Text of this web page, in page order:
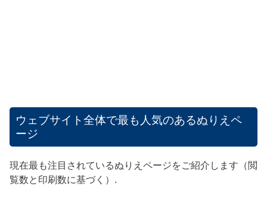
ウェブサイト全体で最も人気のあるぬりえペ
ージ
現在最も注目されているぬりえページをご紹介します（閲
覧数と印刷数に基づく）.